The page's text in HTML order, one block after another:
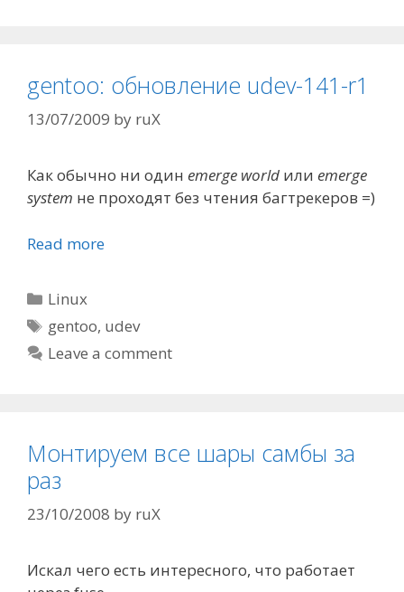
gentoo: обновление udev-141-r1
13/07/2009 by ruX
Как обычно ни один emerge world или emerge
system не проходят без чтения багтрекеров =)
Read more
Categories
Linux
Tags
gentoo, udev
Leave a comment
Монтируем все шары самбы за
раз
23/10/2008 by ruX
Искал чего есть интересного, что работает